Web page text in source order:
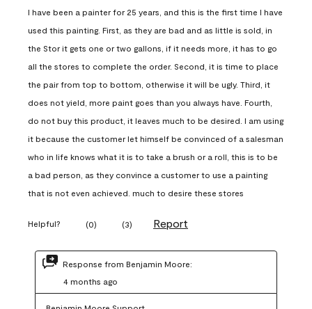
I have been a painter for 25 years, and this is the first time I have
used this painting. First, as they are bad and as little is sold, in
the Stor it gets one or two gallons, if it needs more, it has to go
all the stores to complete the order. Second, it is time to place
the pair from top to bottom, otherwise it will be ugly. Third, it
does not yield, more paint goes than you always have. Fourth,
do not buy this product, it leaves much to be desired. I am using
it because the customer let himself be convinced of a salesman
who in life knows what it is to take a brush or a roll, this is to be
a bad person, as they convince a customer to use a painting
that is not even achieved. much to desire these stores
Helpful? (0) (3) Report
Response from Benjamin Moore:
4 months ago